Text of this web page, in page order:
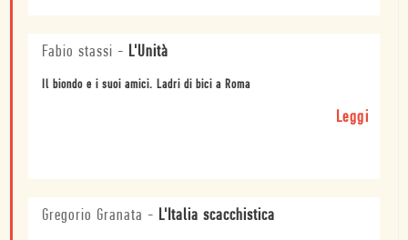
Fabio stassi - L'Unità
Il biondo e i suoi amici. Ladri di bici a Roma
Leggi
Gregorio Granata - L'Italia scacchistica